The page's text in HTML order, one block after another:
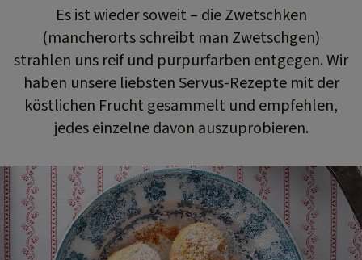
Es ist wieder soweit – die Zwetschken
(mancherorts schreibt man Zwetschgen)
strahlen uns reif und purpurfarben entgegen. Wir
haben unsere liebsten Servus-Rezepte mit der
köstlichen Frucht gesammelt und empfehlen,
jedes einzelne davon auszuprobieren.